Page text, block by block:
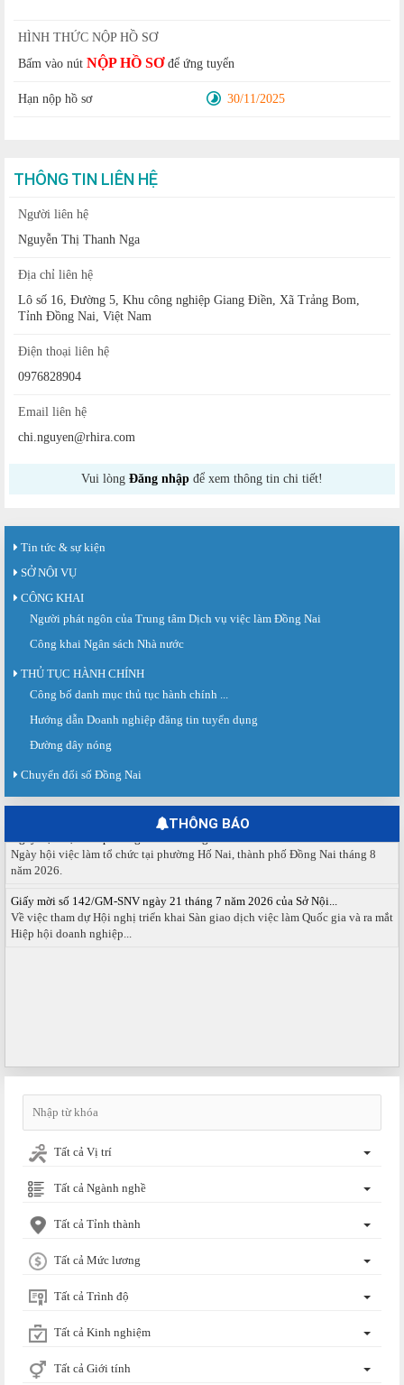
HÌNH THỨC NỘP HỒ SƠ
Bấm vào nút NỘP HỒ SƠđể ứng tuyển
Hạn nộp hồ sơ 30/11/2025
THÔNG TIN LIÊN HỆ
Người liên hệ
Nguyễn Thị Thanh Nga
Địa chỉ liên hệ
Lô số 16, Đường 5, Khu công nghiệp Giang Điền, Xã Trảng Bom,
Tỉnh Đồng Nai, Việt Nam
Điện thoại liên hệ
0976828904
Email liên hệ
chi.nguyen@rhira.com
Vui lòng Đăng nhập để xem thông tin chi tiết!
Tin tức & sự kiện
SỞ NỘI VỤ
CÔNG KHAI
Người phát ngôn của Trung tâm Dịch vụ việc làm Đồng Nai
Công khai Ngân sách Nhà nước
THỦ TỤC HÀNH CHÍNH
Công bố danh mục thủ tục hành chính ...
Hướng dẫn Doanh nghiệp đăng tin tuyển dụng
Đường dây nóng
Chuyển đổi số Đồng Nai
THÔNG BÁO
Sàn giao dịch việc làm lần thứ 08 năm 2026: Hơn 4.300 cơ hội...
Sáng ngày 03/8/2026, Trung tâm Dịch vụ việc làm Đồng Nai tổ chức Sàn giao
Báo cáo kết quả tổ chức Sàn giao dịch việc làm lần thứ 08/2026 ngày 03
tháng 08 năm 2026.
Ngày hội việc làm phường Hố Nai tháng 8 năm 2026
Ngày hội việc làm tổ chức tại phường Hố Nai, thành phố Đồng Nai tháng 8
năm 2026.
Về việc tham dự Hội nghị triển khai Sàn giao dịch việc làm Quốc gia và ra mắt
Hiệp hội doanh nghiệp...
Tất cả Vị trí
Tất cả Ngành nghề
Tất cả Tỉnh thành
Tất cả Mức lương
Tất cả Trình độ
Tất cả Kinh nghiệm
Tất cả Giới tính